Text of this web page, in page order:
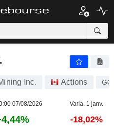
Inc. Actions
07/08/2026 Varia. 1 janv.
-18,02%